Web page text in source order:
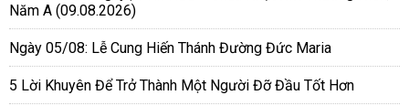
Năm A (09.08.2026)
Ngày 05/08: Lễ Cung Hiến Thánh Đường Đức Maria
5 Lời Khuyên Để Trở Thành Một Người Đỡ Đầu Tốt Hơn